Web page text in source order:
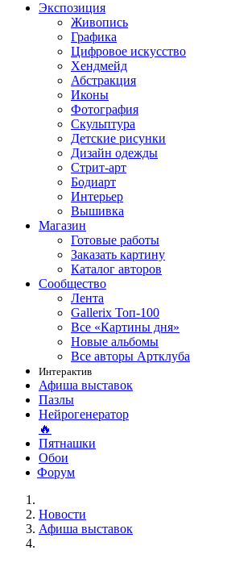
Экспозиция
Живопись
Графика
Цифровое искусство
Хендмейд
Абстракция
Иконы
Фотография
Скульптура
Детские рисунки
Дизайн одежды
Стрит-арт
Бодиарт
Интерьер
Вышивка
Магазин
Готовые работы
Заказать картину
Каталог авторов
Сообщество
Лента
Gallerix Топ-100
Все «Картины дня»
Новые альбомы
Все авторы Артклуба
Интерактив
Афиша выставок
Пазлы
Нейрогенератор
🔥
Пятнашки
Обои
Форум
Новости
Афиша выставок